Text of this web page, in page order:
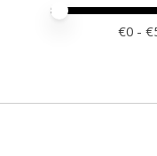
Minimale
Price
€0 - €